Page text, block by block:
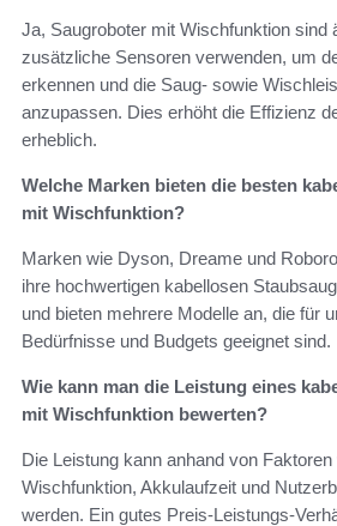
Ja, Saugroboter mit Wischfunktion sind
zusätzliche Sensoren verwenden, um
erkennen und die Saug- sowie
anzupassen. Dies erhöht die Effizienz
erheblich.
Welche Marken bieten die besten
mit Wischfunktion?
Marken wie Dyson, Dreame und
ihre hochwertigen kabellosen
und bieten mehrere Modelle an, die für
Bedürfnisse und Budgets geeignet sind.
Wie kann man die Leistung eines
mit Wischfunktion bewerten?
Die Leistung kann anhand von
Wischfunktion, Akkulaufzeit und
werden. Ein gutes Preis-Leistungs-